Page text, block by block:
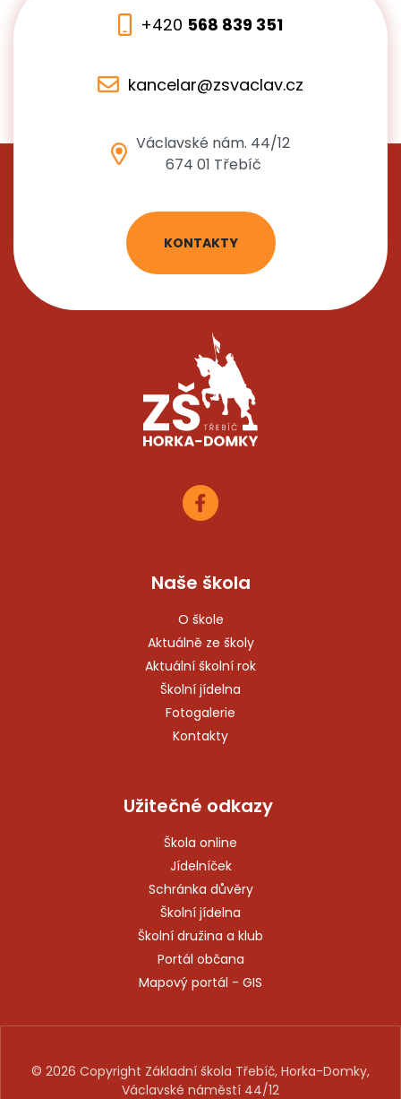
+420 568 839 351
kancelar@zsvaclav.cz
Václavské nám. 44/12
674 01 Třebíč
KONTAKTY
Naše škola
O škole
Aktuálně ze školy
Aktuální školní rok
Školní jídelna
Fotogalerie
Kontakty
Užitečné odkazy
Škola online
Jídelníček
Schránka důvěry
Školní jídelna
Školní družina a klub
Portál občana
Mapový portál - GIS
© 2026 Copyright Základní škola Třebíč, Horka-Domky,
Václavské náměstí 44/12